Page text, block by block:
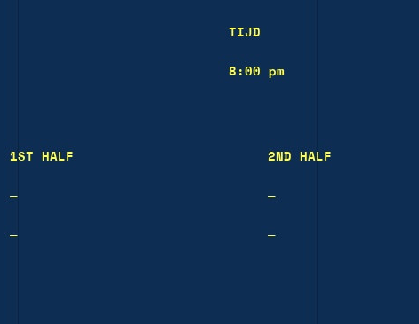
TIJD
8:00 pm
1ST HALF 2ND HALF
— —
— —